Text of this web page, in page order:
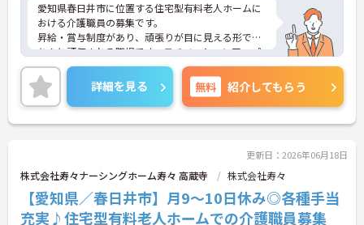
愛知県春日井市に位置する住宅型有料老人ホームに
おける介護職員の募集です。
昇給・賞与制度があり、頑張りが目に見える形でき
ちんと評価される職場です。モチベーションアップ
につながります。
ご興味のある方には、面接対策ポイントなど、さら
に詳細をご案内しますのでお気軽にご相談くださ
い！
詳細を見る 無料 紹介してもらう
更新日：2026年06月18日
株式会社寿々ナーシングホーム寿々 高蔵寺 株式会社寿々
【愛知県／春日井市】月9～10日休み◎各種手当
充実♪住宅型有料老人ホームでの介護職員募集